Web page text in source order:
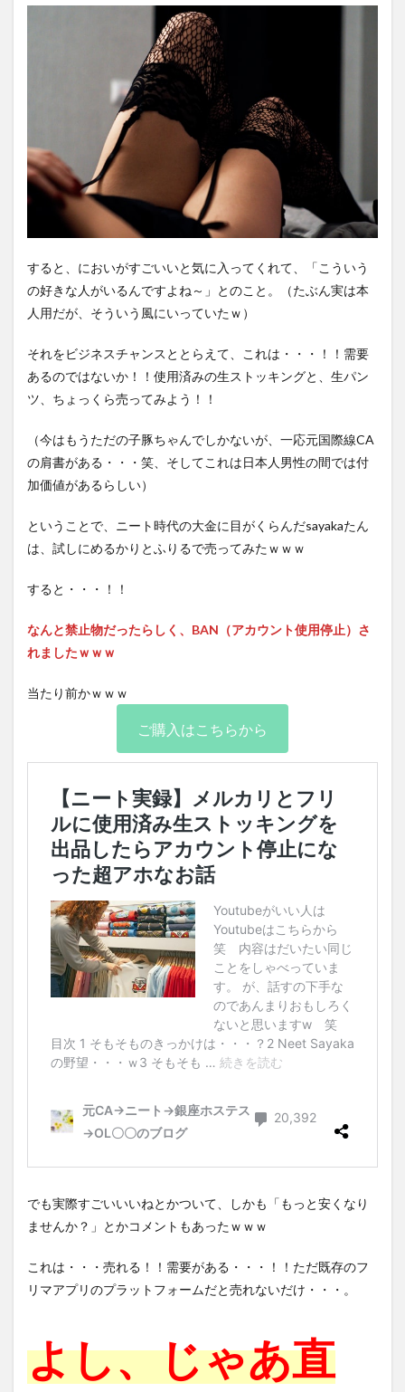
すると、においがすごいいと気に入ってくれて、「こういう
の好きな人がいるんですよね～」とのこと。（たぶん実は本
人用だが、そういう風にいっていたｗ）
それをビジネスチャンスととらえて、これは・・・！！需要
あるのではないか！！使用済みの生ストッキングと、生パン
ツ、ちょっくら売ってみよう！！
（今はもうただの子豚ちゃんでしかないが、一応元国際線CA
の肩書がある・・・笑、そしてこれは日本人男性の間では付
加価値があるらしい）
ということで、ニート時代の大金に目がくらんだsayakaたん
は、試しにめるかりとふりるで売ってみたｗｗｗ
すると・・・！！
なんと禁止物だったらしく、BAN（アカウント使用停止）さ
れましたｗｗｗ
当たり前かｗｗｗ
ご購入はこちらから
でも実際すごいいいねとかついて、しかも「もっと安くなり
ませんか？」とかコメントもあったｗｗｗ
これは・・・売れる！！需要がある・・・！！ただ既存のフ
リマアプリのプラットフォームだと売れないだけ・・・。
よし、じゃあ直